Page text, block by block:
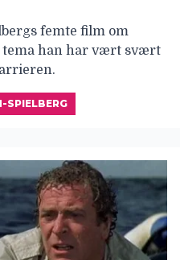
femte film om
tema han har vært svært
SPIELBERG